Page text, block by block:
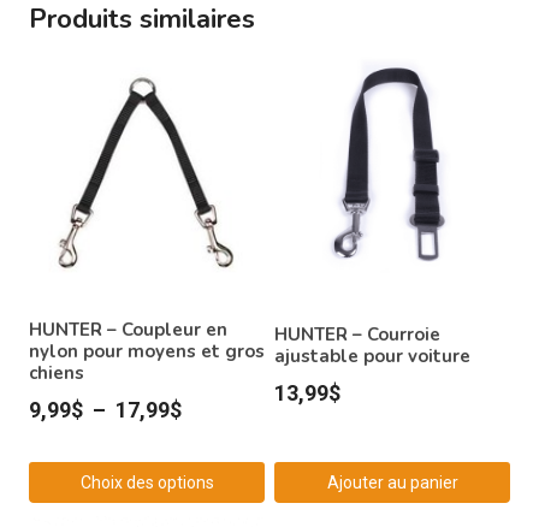
Produits similaires
HUNTER – Coupleur en
nylon pour moyens et gros
chiens
9,99$ – 17,99$Plage
prix :
9,99$
Choix des options
HUNTER – Courroie
ajustable pour voiture
13,99$
Ajouter au panier